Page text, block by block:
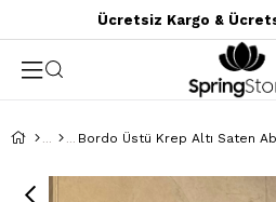
Ücretsiz Kargo &
Bordo Üstü Krep Altı Saten